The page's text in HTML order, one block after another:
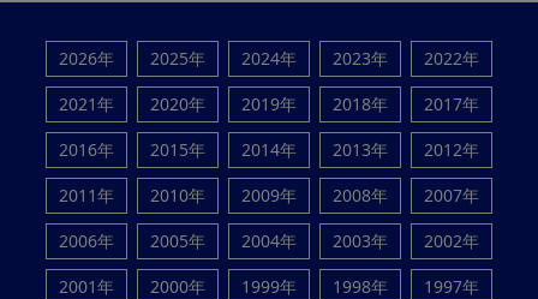
2026年 2025年 2024年 2023年
2022年
2021年
2020年 2019年 2018年
2017年
2016年
2015年 2014年 2013年
2012年
2011年
2010年 2009年 2008年
2007年
2006年
2005年 2004年 2003年
2002年
2001年
2000年 1999年 1998年
1997年